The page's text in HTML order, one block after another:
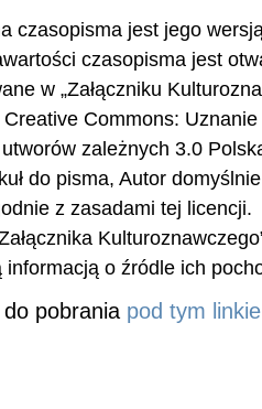
czasopisma jest jego
czasopisma jest
w „Załączniku
Commons:
zależnych 3.0
do pisma, Autor
z zasadami tej licencji.
informacją o źródle ich
do pobrania pod tym